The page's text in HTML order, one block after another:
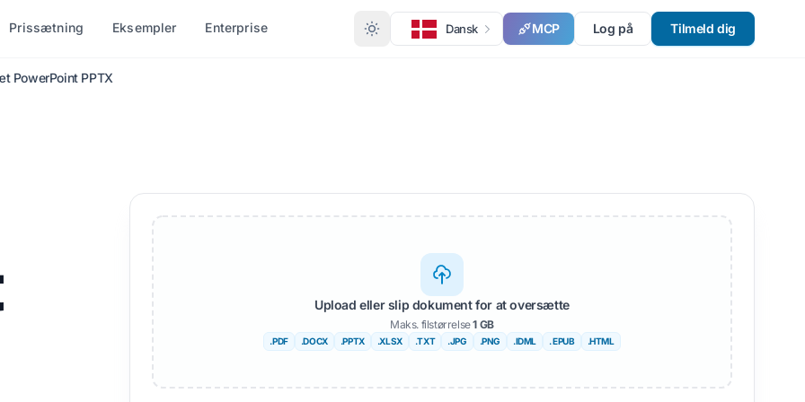
InDesign til PDF
XLSX til PDF
TXT til XLSX
JPG til PDF
JPEG til PDF
Swahili
Prissætning Eksempler Enterprise Dansk MCP Log på Tilmeld dig
PowerPoint PPTX
Upload eller slip dokument for at oversætte
Maks. filstørrelse1 GB
.PDF .DOCX .PPTX .XLSX .TXT .JPG .PNG .IDML . EPUB .HTML